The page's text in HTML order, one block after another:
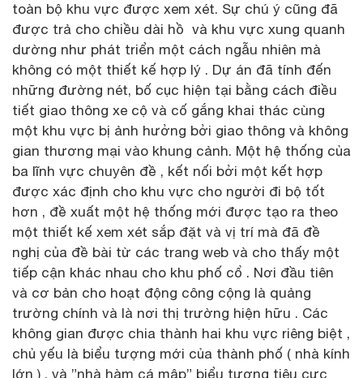
toàn bộ khu vực được xem xét. Sự chú ý cũng đã
được trả cho chiều dài hồ và khu vực xung quanh
dường như phát triển một cách ngẫu nhiên mà
không có một thiết kế hợp lý . Dự án đã tính đến
những đường nét, bố cục hiện tại bằng cách điều
tiết giao thông xe cộ và cố gắng khai thác cùng
một khu vực bị ảnh hưởng bởi giao thông và không
gian thương mại vào khung cảnh. Một hệ thống của
ba lĩnh vực chuyên đề , kết nối bởi một kết hợp
được xác định cho khu vực cho người đi bộ tốt
hơn , đề xuất một hệ thống mới được tạo ra theo
một thiết kế xem xét sắp đặt và vị trí mà đã đề
nghị của đề bài từ các trang web và cho thấy một
tiếp cận khác nhau cho khu phố cổ . Nơi đầu tiên
và cơ bản cho hoạt động công cộng là quảng
trường chính và là nơi thị trường hiện hữu . Các
không gian được chia thành hai khu vực riêng biệt ,
chủ yếu là biểu tượng mới của thành phố ( nhà kính
lớn ) , và ”nhà hàm cá mập” biểu tượng tiêu cực